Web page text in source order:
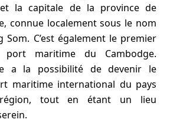
et la capitale de la province de
connue localement sous le nom
Som. C’est également le premier
maritime du Cambodge.
a la possibilité de devenir le
maritime international du pays
tout en étant un lieu